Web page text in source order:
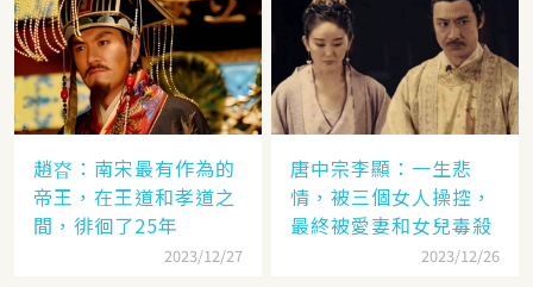
趙昚：南宋最有作為的
帝王，在王道和孝道之
間，徘徊了25年
2023/12/27
唐中宗李顯：一生悲
情，被三個女人操控，
最終被愛妻和女兒毒殺
2023/12/26